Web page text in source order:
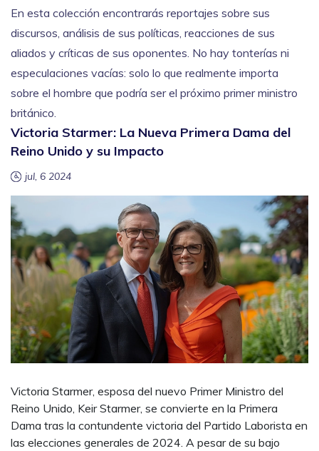
En esta colección encontrarás reportajes sobre sus
discursos, análisis de sus políticas, reacciones de sus
aliados y críticas de sus oponentes. No hay tonterías ni
especulaciones vacías: solo lo que realmente importa
sobre el hombre que podría ser el próximo primer ministro
británico.
Victoria Starmer: La Nueva Primera Dama del
Reino Unido y su Impacto
jul, 6 2024
Victoria Starmer, esposa del nuevo Primer Ministro del
Reino Unido, Keir Starmer, se convierte en la Primera
Dama tras la contundente victoria del Partido Laborista en
las elecciones generales de 2024. A pesar de su bajo